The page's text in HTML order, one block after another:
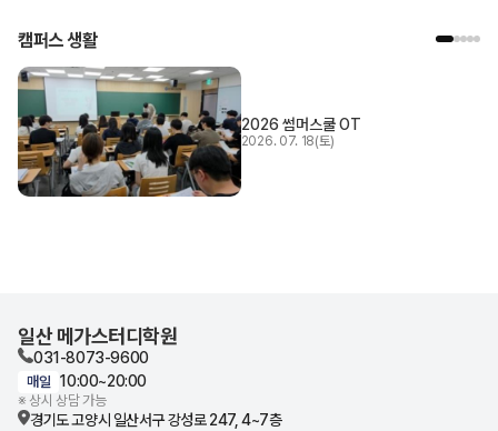
캠퍼스 생활
2026 썸머스쿨 OT
2026. 07. 18(토)
일산 메가스터디학원
031-8073-9600
매일 10:00~20:00
※ 상시 상담 가능
경기도 고양시 일산서구 강성로 247, 4~7층